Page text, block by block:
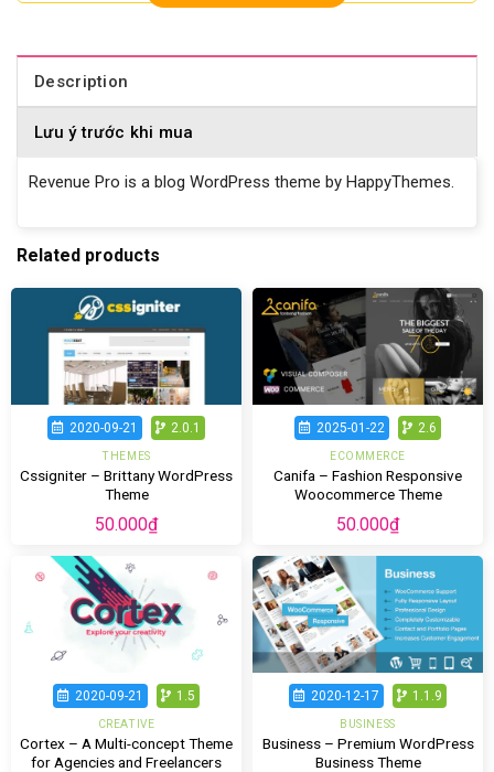
Description
Lưu ý trước khi mua
Revenue Pro is a blog WordPress theme by HappyThemes.
Related products
2020-09-21 2.0.1
THEMES
Cssigniter – Brittany WordPress
Theme
50.000₫
2025-01-22 2.6
ECOMMERCE
Canifa – Fashion Responsive
Woocommerce Theme
50.000₫
2020-09-21 1.5
CREATIVE
Cortex – A Multi-concept Theme
for Agencies and Freelancers
2020-12-17 1.1.9
BUSINESS
Business – Premium WordPress
Business Theme